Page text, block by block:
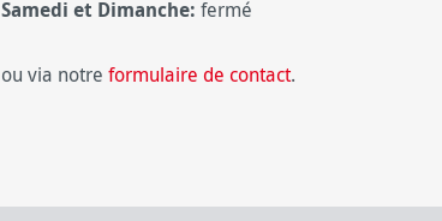
Samedi et Dimanche: fermé
ou via notre formulaire de contact.